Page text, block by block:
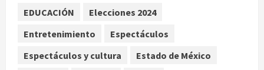
de hotel en Acapulco; familiares
personal capacitado
agosto 6, 2026
EDUCACIÓN
Elecciones 2024
Entretenimiento
Espectáculos
Espectáculos y cultura
Estado de México